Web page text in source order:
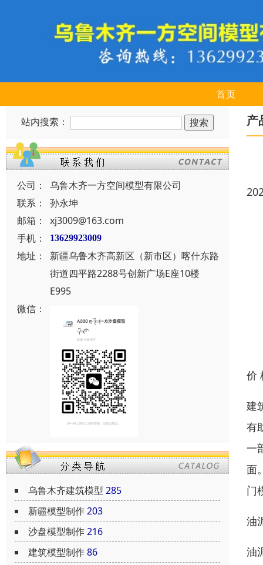
首页
站内搜索：
公司：
乌鲁木齐一方空间模型有限公司
联系：
孙永坤
邮箱：
xj3009@163.com
手机：
13629923009
地址：
新疆乌鲁木齐高新区（新市区）喀什东路
街道四平路2288号创新广场E座10楼
E995
微信：
乌鲁木齐建筑模型 285
新疆模型制作203
沙盘模型制作216
建筑模型制作86
产
价
建
有
一
面
门
油
油